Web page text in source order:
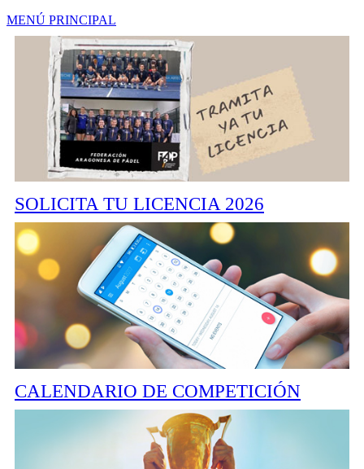
MENÚ PRINCIPAL
SOLICITA TU LICENCIA 2026
CALENDARIO DE COMPETICIÓN